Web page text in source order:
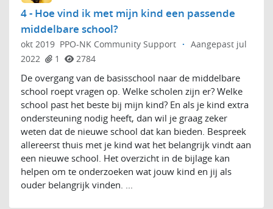
4 - Hoe vind ik met mijn kind een passende
middelbare school?
okt 2019 PPO-NK Community Support ·
Aangepast jul
2022
1 2784
De overgang van de basisschool naar de middelbare
school roept vragen op. Welke scholen zijn er? Welke
school past het beste bij mijn kind? En als je kind extra
ondersteuning nodig heeft, dan wil je graag zeker
weten dat de nieuwe school dat kan bieden. Bespreek
allereerst thuis met je kind wat het belangrijk vindt aan
een nieuwe school. Het overzicht in de bijlage kan
helpen om te onderzoeken wat jouw kind en jij als
ouder belangrijk vinden. ...